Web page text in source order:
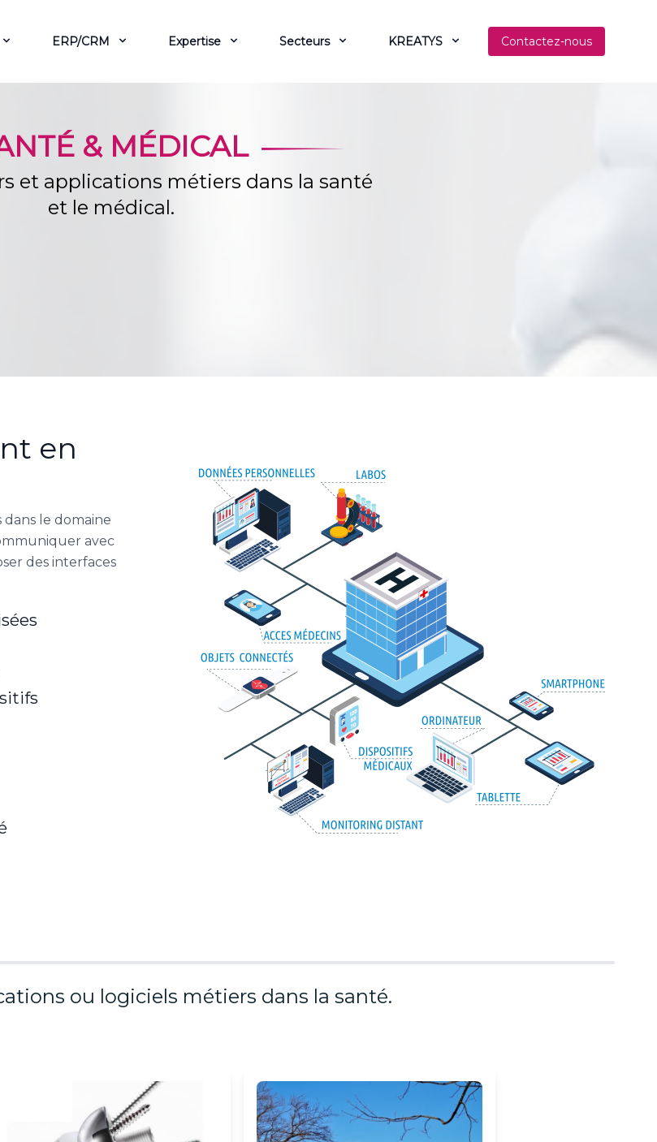
ERP/CRM Expertise Secteurs KREATYS Contactez-nous
& MÉDICAL
et applications métiers dans la santé
et le médical.
en
le domaine
avec
des interfaces
ou logiciels métiers dans la santé.